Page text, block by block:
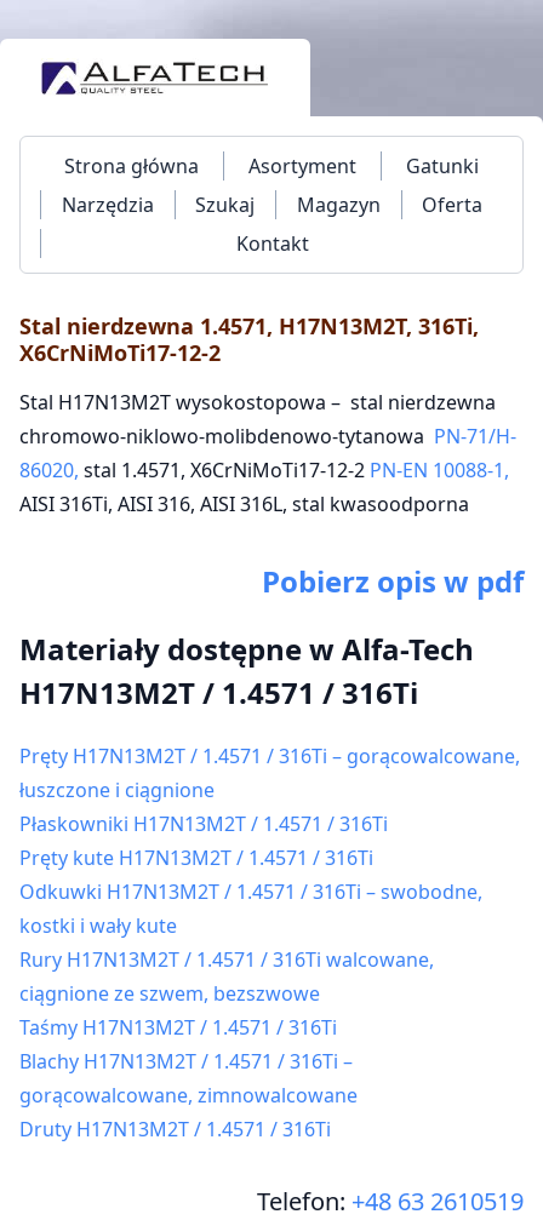
Strona główna Asortyment
Gatunki
Narzędzia
Szukaj Magazyn
Oferta
Kontakt
Stal nierdzewna 1.4571, H17N13M2T, 316Ti,
X6CrNiMoTi17-12-2
Stal H17N13M2T wysokostopowa – stal nierdzewna
chromowo-niklowo-molibdenowo-tytanowa PN-71/H-
86020, stal 1.4571, X6CrNiMoTi17-12-2 PN-EN 10088-1,
AISI 316Ti, AISI 316, AISI 316L, stal kwasoodporna
Pobierz opis w pdf
Materiały dostępne w Alfa-Tech
H17N13M2T / 1.4571 / 316Ti
Pręty H17N13M2T / 1.4571 / 316Ti – gorącowalcowane,
łuszczone i ciągnione
Płaskowniki H17N13M2T / 1.4571 / 316Ti
Pręty kute H17N13M2T / 1.4571 / 316Ti
Odkuwki H17N13M2T / 1.4571 / 316Ti – swobodne,
kostki i wały kute
Rury H17N13M2T / 1.4571 / 316Ti walcowane,
ciągnione ze szwem, bezszwowe
Taśmy H17N13M2T / 1.4571 / 316Ti
Blachy H17N13M2T / 1.4571 / 316Ti –
gorącowalcowane, zimnowalcowane
Druty H17N13M2T / 1.4571 / 316Ti
Telefon: +48 63 2610519